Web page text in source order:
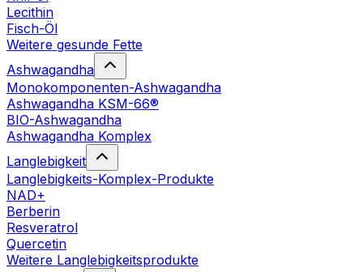
Lecithin
Fisch-Öl
Weitere gesunde Fette
Ashwagandha
Monokomponenten-Ashwagandha
Ashwagandha KSM-66®
BIO-Ashwagandha
Ashwagandha Komplex
Langlebigkeit
Langlebigkeits-Komplex-Produkte
NAD+
Berberin
Resveratrol
Quercetin
Weitere Langlebigkeitsprodukte